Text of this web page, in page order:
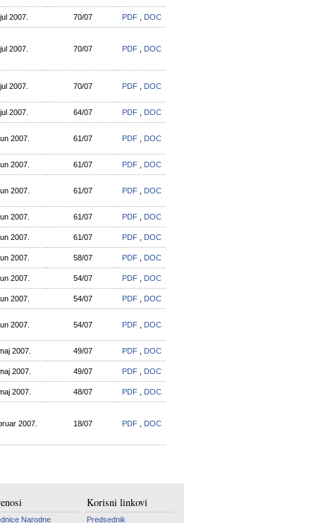
2007. 70/07 PDF DOC
2007. 70/07 PDF DOC
2007. 70/07 PDF DOC
2007. 64/07 PDF DOC
2007. 61/07 PDF DOC
2007. 61/07 PDF DOC
2007. 61/07 PDF DOC
2007. 61/07 PDF DOC
2007. 61/07 PDF DOC
2007. 58/07 PDF DOC
2007. 54/07 PDF DOC
2007. 54/07 PDF DOC
2007. 54/07 PDF DOC
2007. 49/07 PDF DOC
2007. 49/07 PDF DOC
2007. 48/07 PDF DOC
2007. 18/07 PDF DOC
Narodne
Korisni linkovi
Predsednik